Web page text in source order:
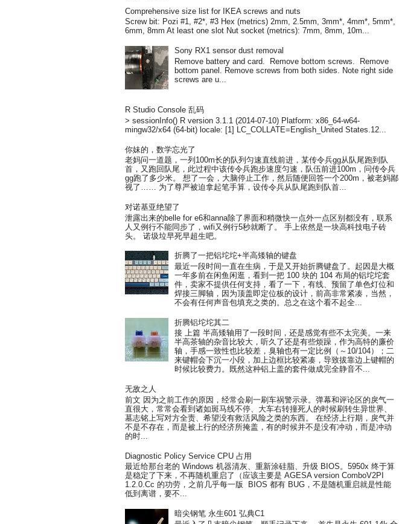
Comprehensive size list for IKEA screws and nuts
Screw bit: Pozi #1, #2*, #3 Hex (metrics) 2mm, 2.5mm, 3mm*, 4mm*, 5mm*,
6mm, 8mm At least one slot Nut socket (metrics): 7mm, 8mm, 10m...
Sony RX1 sensor dust removal
Remove battery and card. Remove bottom screws. Remove
bottom panel. Remove screws from both sides. Note right side
screws are u...
R Studio Console 乱码
> sessionInfo() R version 3.1.1 (2014-07-10) Platform: x86_64-w64-
mingw32/x64 (64-bit) locale: [1] LC_COLLATE=English_United States.12...
你妹的，数学忘光了
老妈问一道题，一列100m长的队列匀速直线前进，某传令兵gg从队尾跑到队
首，又跑回队尾，此过程中该传令兵跑步速度匀速，队伍前进100m，问传令兵
gg跑了多少米。 想了一会，大脑停止工作，然后随便回答一个200m，被老妈鄙
视了…… 为了尊严被迫拿起笔手算，设传令兵从队尾跑到队首...
对诺基亚绝望了
泄露出来的belle for e6和anna除了界面和稍微快一点外一点区别都没有，联系
人又例行不能同步了，wifi又例行5秒就断了。 手上依然是一块高科技电子砖
头。 诺圾垃早死早超生吧。
折腾了一把铝坨坨+半高矮轴的键盘
最近一段时间一直在生病，于是又开始折腾键盘了。起因是大概
一年多前在闲鱼闲逛，看到一把 100 块的 104 布局的铝坨坨套
件，卖家不提供任何支持，看了一下，有线、预留了单色灯位和
焊接三脚轴，因为顶盖即定位板的设计，前高非常紧凑，当然，
不会有任何声音包填充之类的。总之在这个看不起全...
折腾铝坨坨其二
接 上篇 半高矮轴用了一段时间，还是感觉有些不太完美。一来
半高茶轴的杂音比较大，听久了还是有些烦躁，作为高特的廉价
轴，手感一致性也比较差，臭轴也有一定比例（～10/104）；二
来键帽会下沉一小段，加上边框比较紧凑，导致拔靠边上键帽的
时候比较费力。既然这种铝上盖的套件做成完全静音不...
无敌之人
前文 因为之前工作的原因，经常会刷一刷车祸警示录。弹幕和评论区的戾气一
直很大，常常会看到诸如斑马线不停、大车右转撞死人的时候刷转生异世界、
墓志铭上写对方全责、希望没有救活风险之类的东西。 在经济上行期，戾气并
不是不存在，而是被上行的经济所掩盖，有的时候并不是没有冲动，而是冲动
的时...
Diagnostic Policy Service CPU 占用
最近给那台老的 Windows 机器清灰、重新涂硅脂、升级 BIOS。5950x 终于算
是稳定了下来，不再随机重启了（应该主要是 AGESA version ComboV2PI
1.2.0.Cc 的功劳，之前几乎每一版 BIOS 都有 BUG，不是随机重启就是性能
低到离谱，要不...
暗尖钢笔 永生601 弘典C1